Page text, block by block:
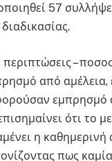
57
–
από αμέλεια,
εμπρησμό
ότι το
η καθημερινή
πως